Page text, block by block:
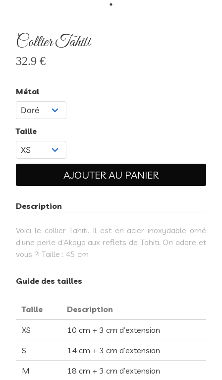
Collier Tahiti
32.9 €
Métal
Taille
AJOUTER AU PANIER
Description
Voici le collier Tahiti. Il est en acier inoxydable orné
d’une perle d’Akoya aux reflets de Tahiti. On adore et
vous ?! Taille : 45 cm
Guide des tailles
Taille Description
XS 10 cm + 3 cm d’extension
S 14 cm + 3 cm d’extension
M 18 cm + 3 cm d’extension